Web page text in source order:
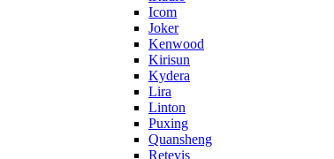
Icom
Joker
Kenwood
Kirisun
Kydera
Lira
Linton
Puxing
Quansheng
Retevis